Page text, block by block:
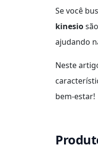
Se você
kinesio
ajudando
Neste
bem-estar!